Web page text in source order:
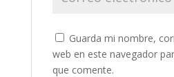
Guarda mi nombre,
web en este navegador
que comente.